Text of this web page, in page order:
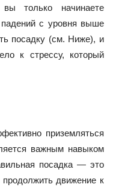
только начинаете
падений с уровня выше
посадку (см. Ниже), и
к стрессу, который
приземляться
важным навыком
посадка — это
продолжить движение к